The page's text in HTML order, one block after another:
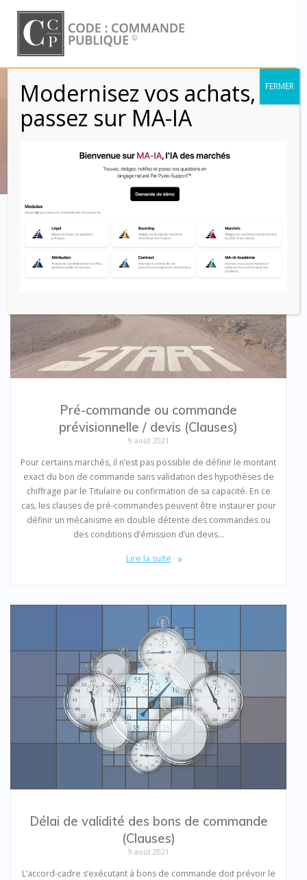
to
content
Étiquette :bons de
commande
Pré-commande ou commande
prévisionnelle / devis (Clauses)
9 août 2021
Pour certains marchés, il n’est pas possible de définir le montant
exact du bon de commande sans validation des hypothèses de
chiffrage par le Titulaire ou confirmation de sa capacité. En ce
cas, les clauses de pré-commandes peuvent être instaurer pour
définir un mécanisme en double détente des commandes ou
des conditions d’émission d’un devis…
Lire la suite
Délai de validité des bons de commande
(Clauses)
9 août 2021
L’accord-cadre s’exécutant à bons de commande doit prévoir le
Modernisez vos achats,
passez sur MA-IA
FERMER